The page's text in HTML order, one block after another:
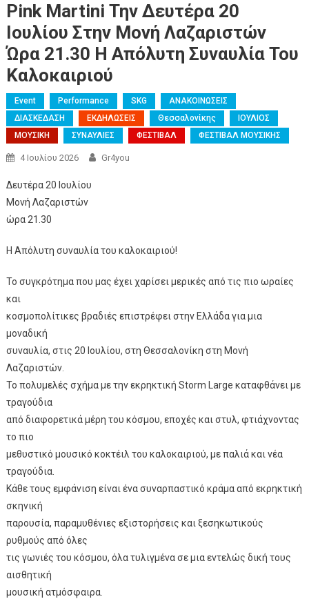
Pink Martini Την Δευτέρα 20
Ιουλίου Στην Μονή Λαζαριστών
Ώρα 21.30 Η Απόλυτη Συναυλία Του
Καλοκαιριού
Event Performance SKG
ΑΝΑΚΟΙΝΩΣΕΙΣ
ΔΙΑΣΚΕΔΑΣΗ
ΕΚΔΗΛΩΣΕΙΣ Θεσσαλονίκης
ΙΟΥΛΙΟΣ
ΜΟΥΣΙΚΗ
ΣΥΝΑΥΛΙΕΣ ΦΕΣΤΙΒΑΛ ΦΕΣΤΙΒΑΛ ΜΟΥΣΙΚΗΣ
4 Ιουλίου 2026 Gr4you
Δευτέρα 20 Ιουλίου
Μονή Λαζαριστών
ώρα 21.30
Η Απόλυτη συναυλία του καλοκαιριού!
Το συγκρότημα που μας έχει χαρίσει μερικές από τις πιο ωραίες
και
κοσμοπολίτικες βραδιές επιστρέφει στην Ελλάδα για μια
μοναδική
συναυλία, στις 20 Ιουλίου, στη Θεσσαλονίκη στη Μονή
Λαζαριστών.
Το πολυμελές σχήμα με την εκρηκτική Storm Large καταφθάνει με
τραγούδια
από διαφορετικά μέρη του κόσμου, εποχές και στυλ, φτιάχνοντας
το πιο
μεθυστικό μουσικό κοκτέιλ του καλοκαιριού, με παλιά και νέα
τραγούδια.
Κάθε τους εμφάνιση είναι ένα συναρπαστικό κράμα από εκρηκτική
σκηνική
παρουσία, παραμυθένιες εξιστορήσεις και ξεσηκωτικούς
ρυθμούς από όλες
τις γωνιές του κόσμου, όλα τυλιγμένα σε μια εντελώς δική τους
αισθητική
μουσική ατμόσφαιρα.